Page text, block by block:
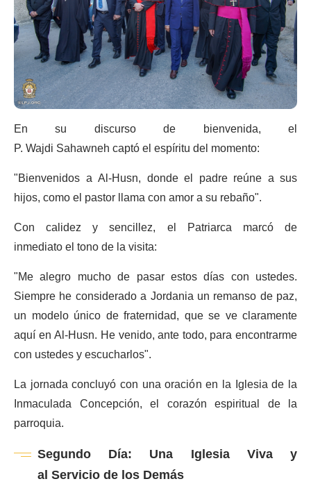
En su discurso de bienvenida, el
P. Wajdi Sahawneh captó el espíritu del momento:
"Bienvenidos a Al-Husn, donde el padre reúne a sus
hijos, como el pastor llama con amor a su rebaño".
Con calidez y sencillez, el Patriarca marcó de
inmediato el tono de la visita:
"Me alegro mucho de pasar estos días con ustedes.
Siempre he considerado a Jordania un remanso de paz,
un modelo único de fraternidad, que se ve claramente
aquí en Al-Husn. He venido, ante todo, para encontrarme
con ustedes y escucharlos".
La jornada concluyó con una oración en la Iglesia de la
Inmaculada Concepción, el corazón espiritual de la
parroquia.
Segundo Día: Una Iglesia Viva y
al Servicio de los Demás